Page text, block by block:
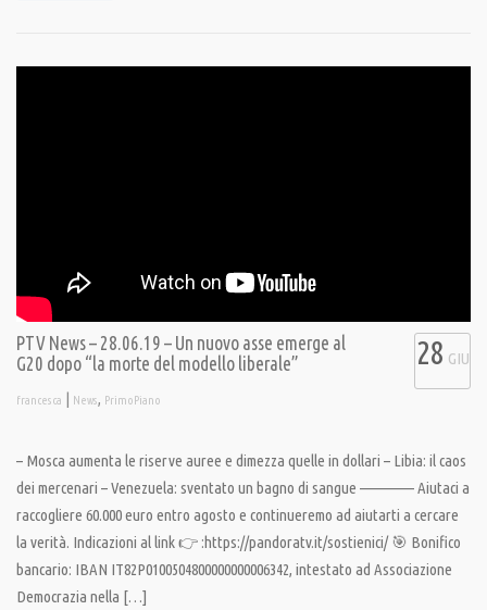
PTV News – 28.06.19 – Un nuovo asse emerge al
G20 dopo “la morte del modello liberale”
francesca | News, PrimoPiano
28 GIU
– Mosca aumenta le riserve auree e dimezza quelle in dollari – Libia: il caos
dei mercenari – Venezuela: sventato un bagno di sangue ————– Aiutaci a
raccogliere 60.000 euro entro agosto e continueremo ad aiutarti a cercare
la verità. Indicazioni al link 👉 :https://pandoratv.it/sostienici/ 🎯 Bonifico
bancario: IBAN IT82P0100504800000000006342, intestato ad Associazione
Democrazia nella […]